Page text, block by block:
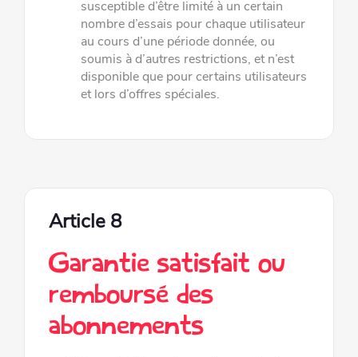
susceptible d’être limité à un certain
nombre d’essais pour chaque utilisateur
au cours d’une période donnée, ou
soumis à d’autres restrictions, et n’est
disponible que pour certains utilisateurs
et lors d’offres spéciales.
Article 8
Garantie satisfait ou
remboursé des
abonnements